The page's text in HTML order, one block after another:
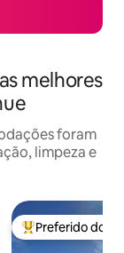
melhores
foram
limpeza e
Entre os
Preferido dos